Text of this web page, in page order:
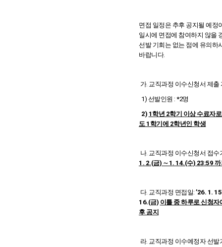
면접 일정은 추후 공지될 예정
일시에 면접에 참여하지 않을
선발 기회는 없는 점에 유의하
바랍니다.
가. 교직과정 이수신청서 제
1) 선발인원 : *2명
2) 1학년 2학기 이상 수료자
도 1학기에 2학년인 학생
나. 교직과정 이수신청서 접수
1. 2.(금) ∼ 1. 14.(수) 23:59 까
다. 교직과정 면접일: ’26. 1.
16.(금) 이틀 중 하루로 신청자
후 공지
라. 교직과정 이수예정자 선발